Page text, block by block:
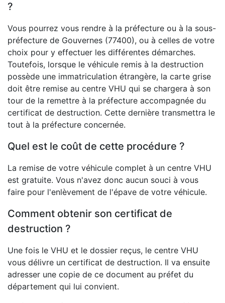
?
Vous pourrez vous rendre à la préfecture ou à la sous-
préfecture de Gouvernes (77400), ou à celles de votre
choix pour y effectuer les différentes démarches.
Toutefois, lorsque le véhicule remis à la destruction
possède une immatriculation étrangère, la carte grise
doit être remise au centre VHU qui se chargera à son
tour de la remettre à la préfecture accompagnée du
certificat de destruction. Cette dernière transmettra le
tout à la préfecture concernée.
Quel est le coût de cette procédure ?
La remise de votre véhicule complet à un centre VHU
est gratuite. Vous n'avez donc aucun souci à vous
faire pour l'enlèvement de l'épave de votre véhicule.
Comment obtenir son certificat de
destruction ?
Une fois le VHU et le dossier reçus, le centre VHU
vous délivre un certificat de destruction. Il va ensuite
adresser une copie de ce document au préfet du
département qui lui convient.